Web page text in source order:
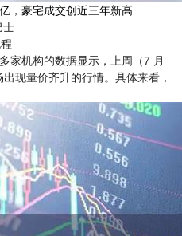
，豪宅成交创近三年新高
士
家机构的数据显示，上周（7 月
现量价齐升的行情。具体来看，